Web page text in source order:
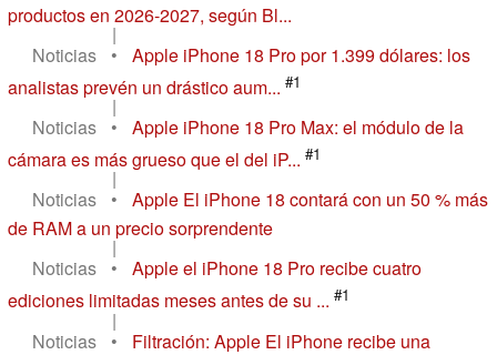
productos en 2026-2027, según Bl...
|
Noticias
•
Apple iPhone 18 Pro por 1.399 dólares: los
analistas prevén un drástico aum... #1
|
Noticias
•
Apple iPhone 18 Pro Max: el módulo de la
cámara es más grueso que el del iP... #1
|
Noticias
•
Apple El iPhone 18 contará con un 50 % más
de RAM a un precio sorprendente
|
Noticias
•
Apple el iPhone 18 Pro recibe cuatro
ediciones limitadas meses antes de su ... #1
|
Noticias
•
Filtración: Apple El iPhone recibe una